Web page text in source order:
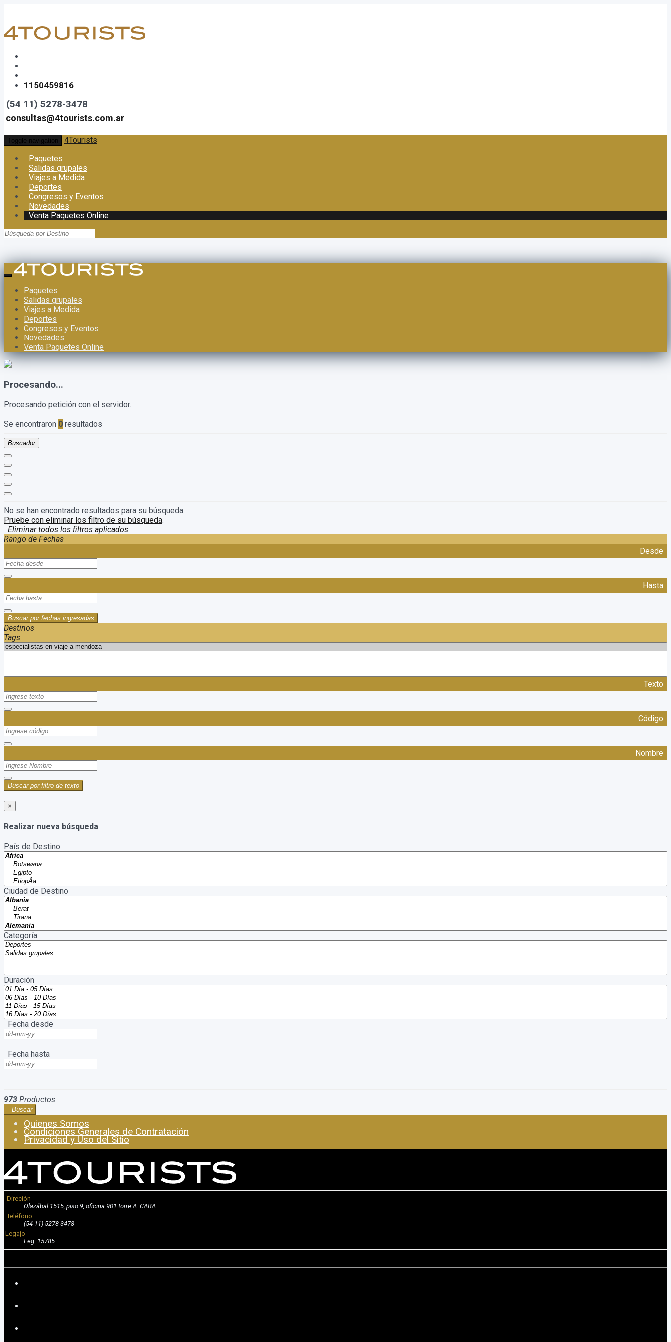
1150459816
(54 11) 5278-3478
consultas@4tourists.com.ar
Toggle navigation
4Tourists
Paquetes
Salidas grupales
Viajes a Medida
Deportes
Congresos y Eventos
Novedades
Venta Paquetes Online
Paquetes
Salidas grupales
Viajes a Medida
Deportes
Congresos y Eventos
Novedades
Venta Paquetes Online
Procesando...
Procesando petición con el servidor.
Se encontraron 0 resultados
Buscador
No se han encontrado resultados para su búsqueda.
Pruebe con eliminar los filtro de su búsqueda.
Eliminar todos los filtros aplicados
Rango de Fechas
Desde
Hasta
Buscar por fechas ingresadas
Destinos
Tags
Texto
Código
Nombre
Buscar por filtro de texto
×
Realizar nueva búsqueda
País de Destino
Ciudad de Destino
Categoría
Duración
Fecha desde
Fecha hasta
973 Productos
Buscar
Quienes Somos
Condiciones Generales de Contratación
Privacidad y Uso del Sitio
Direción
Olazábal 1515, piso 9, oficina 901 torre A. CABA
Teléfono
(54 11) 5278-3478
Legajo
Leg. 15785